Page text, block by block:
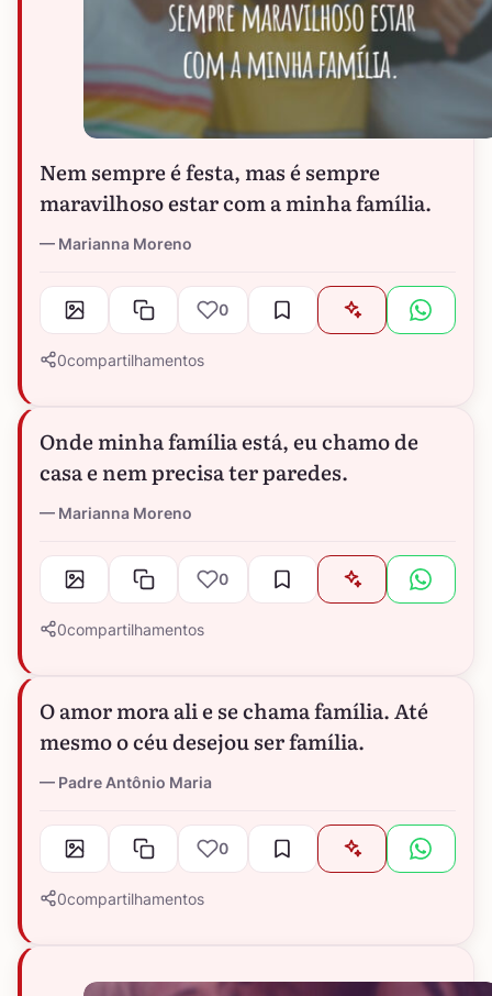
Nem sempre é festa, mas é sempre
maravilhoso estar com a minha família.
Marianna Moreno
0
0compartilhamentos
Onde minha família está, eu chamo de
casa e nem precisa ter paredes.
Marianna Moreno
0
0compartilhamentos
O amor mora ali e se chama família. Até
mesmo o céu desejou ser família.
Padre Antônio Maria
0
0compartilhamentos